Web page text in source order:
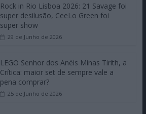
Rock in Rio Lisboa 2026: 21 Savage foi
super desilusão, CeeLo Green foi
super show
29 de Junho de 2026
LEGO Senhor dos Anéis Minas Tirith, a
Crítica: maior set de sempre vale a
pena comprar?
25 de Junho de 2026